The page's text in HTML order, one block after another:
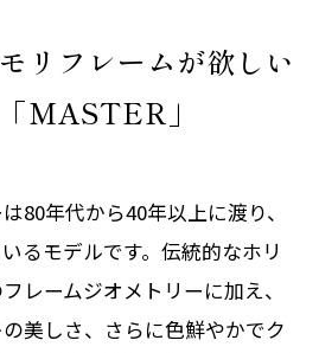
リフレームが欲しい
MASTER」
80年代から40年以上に渡り、
るモデルです。伝統的なホリ
レームジオメトリーに加え、
美しさ、さらに色鮮やかでク